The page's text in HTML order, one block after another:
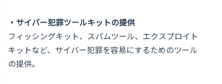
・ サイバー犯罪ツールキットの提供
フィッシングキット、スパムツール、エクスプロイト
キットなど、サイバー犯罪を容易にするためのツール
の提供。